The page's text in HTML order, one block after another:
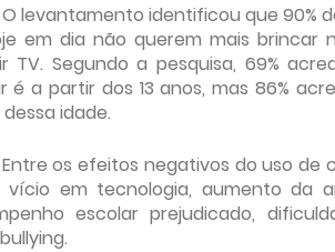
O levantamento identificou que 90%
em dia não querem mais brincar
TV. Segundo a pesquisa, 69%
é a partir dos 13 anos, mas 86%
idade.
Entre os efeitos negativos do uso de
vício em tecnologia, aumento da
escolar prejudicado,